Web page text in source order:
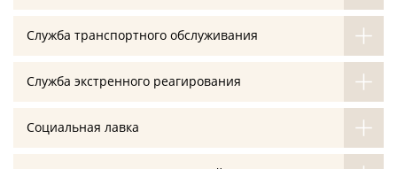
Служба транспортного обслуживания
Служба экстренного реагирования
Социальная лавка